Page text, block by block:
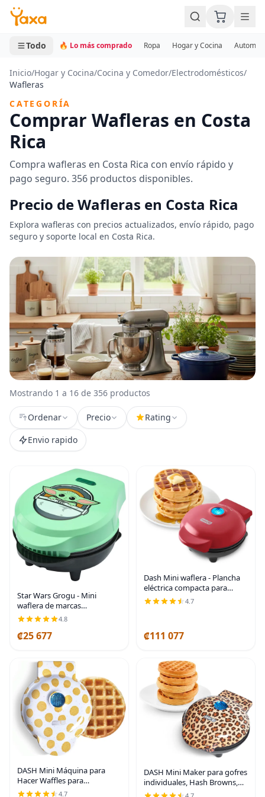
MINI CARRITO
0 productos
Todo 🔥 Lo más comprado Ropa Hogar y Cocina
Inicio/Hogar y Cocina/Cocina y Comedor/Electrodomésticos/
Wafleras
CATEGORÍA
Comprar Wafleras en Costa
Rica
Compra wafleras en Costa Rica con envío rápido y
pago seguro. 356 productos disponibles.
Precio de Wafleras en Costa Rica
Explora wafleras con precios actualizados, envío rápido, pago
seguro y soporte local en Costa Rica.
Mostrando 1 a 16 de 356 productos
Ordenar Precio
Rating
Envio rapido
Star Wars Grogu - Mini
waflera de marcas
seleccionadas,
pequeños y redondos, la
4.8
₡25 677
Dash Mini waflera - Plancha
eléctrica compacta para
golosinas caseras creativas -
Superficie antiadherente de
4.7
₡111 077
DASH Mini Máquina para
Hacer Waffles para
Individuos, Paninis, Hash
4.7
DASH Mini Maker para gofres
individuales, Hash Browns,
Keto Chaffles con superficies